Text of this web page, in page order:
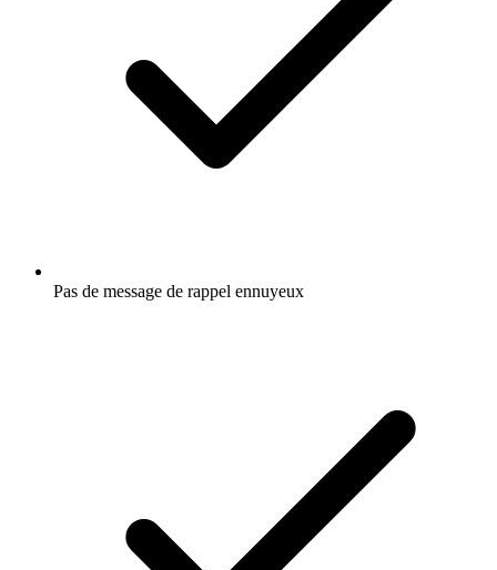
Pas de message de rappel ennuyeux